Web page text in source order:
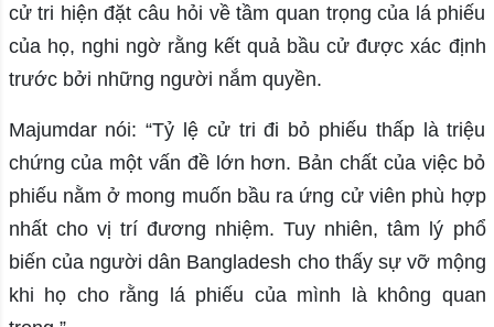
cử tri hiện đặt câu hỏi về tầm quan trọng của lá phiếu
của họ, nghi ngờ rằng kết quả bầu cử được xác định
trước bởi những người nắm quyền.
Majumdar nói: “Tỷ lệ cử tri đi bỏ phiếu thấp là triệu
chứng của một vấn đề lớn hơn. Bản chất của việc bỏ
phiếu nằm ở mong muốn bầu ra ứng cử viên phù hợp
nhất cho vị trí đương nhiệm. Tuy nhiên, tâm lý phổ
biến của người dân Bangladesh cho thấy sự vỡ mộng
khi họ cho rằng lá phiếu của mình là không quan